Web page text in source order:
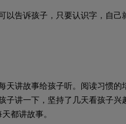
告诉孩子，只要认识字，自己
讲故事给孩子听。阅读习惯的
子讲一下，坚持了几天看孩子兴
都讲故事。